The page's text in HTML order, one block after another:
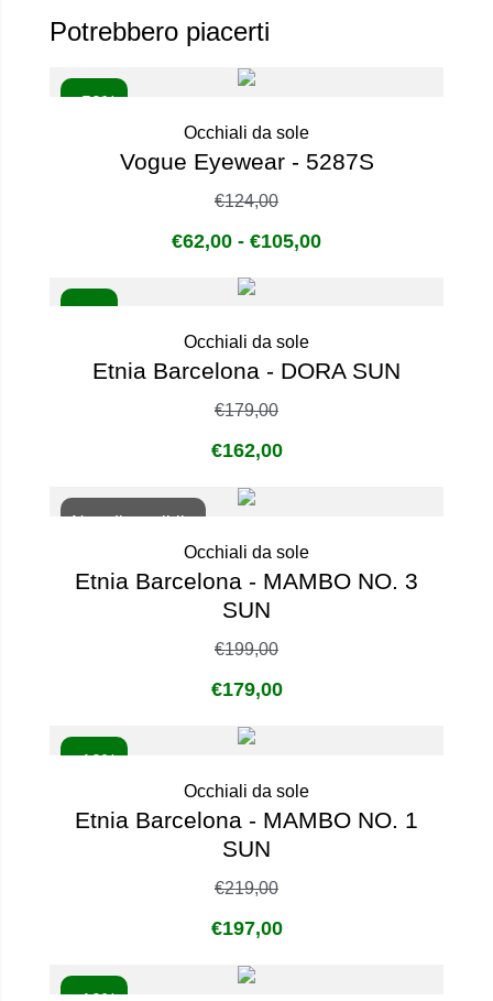
Potrebbero piacerti
- 50%
Occhiali da sole
Vogue Eyewear - 5287S
€124,00
€62,00 - €105,00
Occhiali da sole
Etnia Barcelona - DORA SUN
€179,00
€162,00
Non disponibile
Occhiali da sole
Etnia Barcelona - MAMBO NO. 3
SUN
€199,00
€179,00
- 10%
Occhiali da sole
Etnia Barcelona - MAMBO NO. 1
SUN
€219,00
€197,00